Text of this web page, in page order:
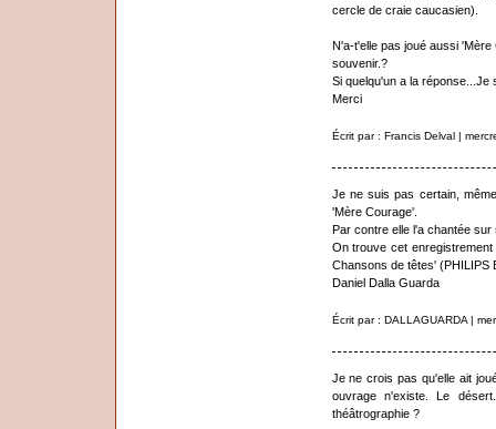
cercle de craie caucasien).
N'a-t'elle pas joué aussi
souvenir.?
Si quelqu'un a la réponse...Je
Merci
Écrit par : Francis Delval |
Je ne suis pas certain,
'Mère Courage'.
Par contre elle l'a chantée
On trouve cet
Chansons de têtes' (PHILIPS
Daniel Dalla Guarda
Écrit par : DALLAGUARDA |
Je ne crois pas qu'elle ait
ouvrage n'existe. Le
théâtrographie ?